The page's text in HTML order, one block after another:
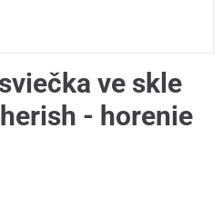
ve skle
- horenie